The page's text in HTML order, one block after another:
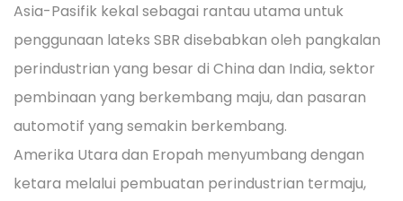
Asia-Pasifik kekal sebagai rantau utama untuk
penggunaan lateks SBR disebabkan oleh pangkalan
perindustrian yang besar di China dan India, sektor
pembinaan yang berkembang maju, dan pasaran
automotif yang semakin berkembang.
Amerika Utara dan Eropah menyumbang dengan
ketara melalui pembuatan perindustrian termaju,